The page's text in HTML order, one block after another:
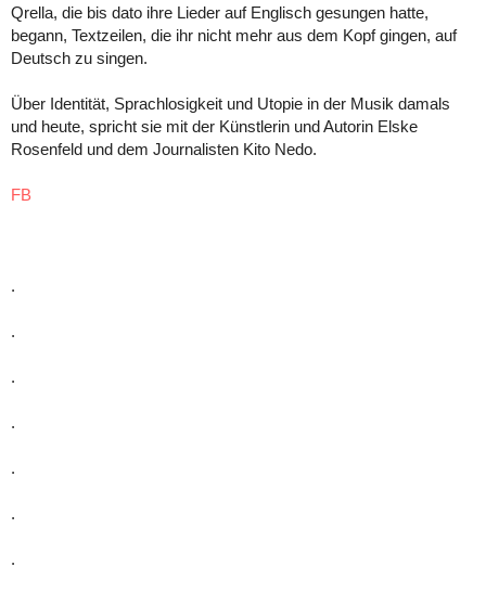
Qrella, die bis dato ihre Lieder auf Englisch gesungen hatte,
begann, Textzeilen, die ihr nicht mehr aus dem Kopf gingen, auf
Deutsch zu singen.
Über Identität, Sprachlosigkeit und Utopie in der Musik damals
und heute, spricht sie mit der Künstlerin und Autorin Elske
Rosenfeld und dem Journalisten Kito Nedo.
FB
.
.
.
.
.
.
.